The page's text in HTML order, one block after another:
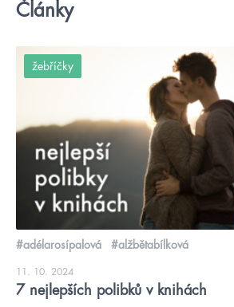
Články
žebříčky
#adélarosípalová #alžbětabílková
11. 10. 2024
7 nejlepších polibků v knihách